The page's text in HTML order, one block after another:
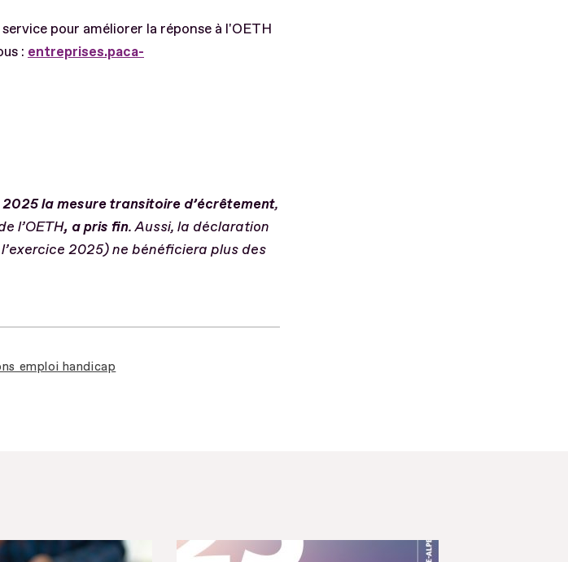
pour améliorer la réponse à l'OETH
: entreprises.paca-
2025 la mesure transitoire d’écrêtement,
l’OETH, a pris fin. Aussi, la déclaration
2025) ne bénéficiera plus des
emploi handicap